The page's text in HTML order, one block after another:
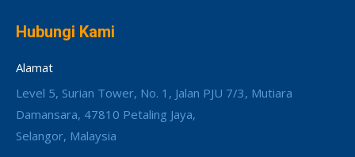
Hubungi Kami
Alamat
Level 5, Surian Tower, No. 1, Jalan PJU 7/3, Mutiara
Damansara, 47810 Petaling Jaya,
Selangor, Malaysia